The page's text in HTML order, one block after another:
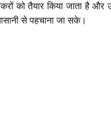
को तैयार किया जाता है और
से पहचाना जा सके।